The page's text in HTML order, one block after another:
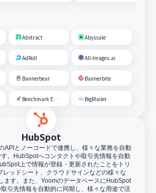
Abstract Abyssale
AdRoll All-Images.ai
Bannerbear Bannerbite
Benchmark Email BigMailer
HubSpot
APIとノーコードで連携し、様々な業務を自動
。HubSpotへコンタクトや取引先情報を自動
上で情報が登録・更新されたことをトリ
レッドシート、クラウドサインなどの様々な
ます。また、YoomのデータベースにHubSpot
引先情報を自動的に同期し、様々な用途で活